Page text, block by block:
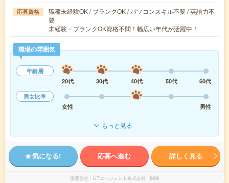
応募資格
職種未経験OK / ブランクOK / パソコンスキル不要 / 英語力不
要
未経験・ブランクOK資格不問！幅広い年代が活躍中！
職場の雰囲気
年齢層
20代
30代 40代 50代
60代
男女比率
女性
男性
もっと見る
気になる! 応募へ進む 詳しく見る
派遣会社 UTエージェント株式会社 関東